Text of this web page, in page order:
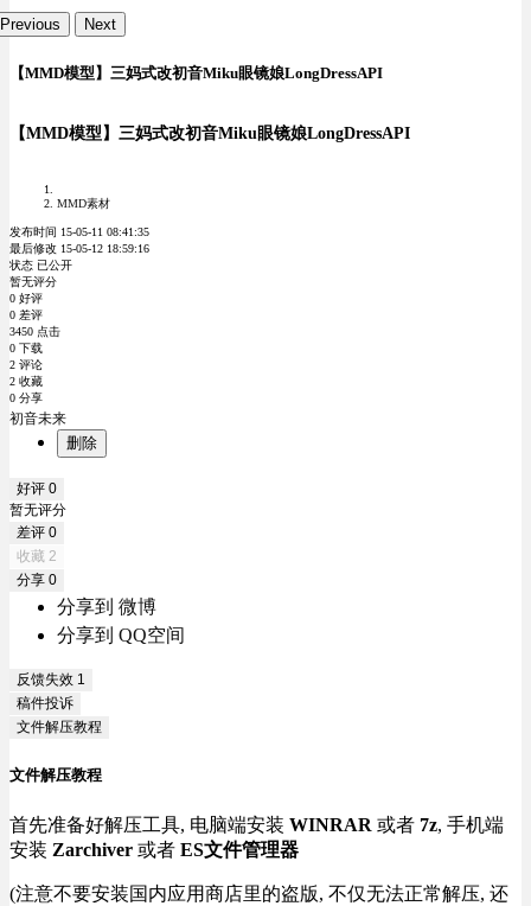
Previous Next
【MMD模型】三妈式改初音Miku眼镜娘LongDressAPI
【MMD模型】三妈式改初音Miku眼镜娘LongDressAPI
MMD素材
发布时间 15-05-11 08:41:35
最后修改 15-05-12 18:59:16
状态 已公开
暂无评分
0 好评
0 差评
3450 点击
0 下载
2 评论
2 收藏
0 分享
初音未来
删除
好评 0
暂无评分
差评 0
收藏 2
分享 0
分享到 微博
分享到 QQ空间
反馈失效 1
稿件投诉
文件解压教程
文件解压教程
首先准备好解压工具, 电脑端安装 WINRAR 或者 7z, 手机端
安装 Zarchiver 或者 ES文件管理器
(注意不要安装国内应用商店里的盗版, 不仅无法正常解压, 还